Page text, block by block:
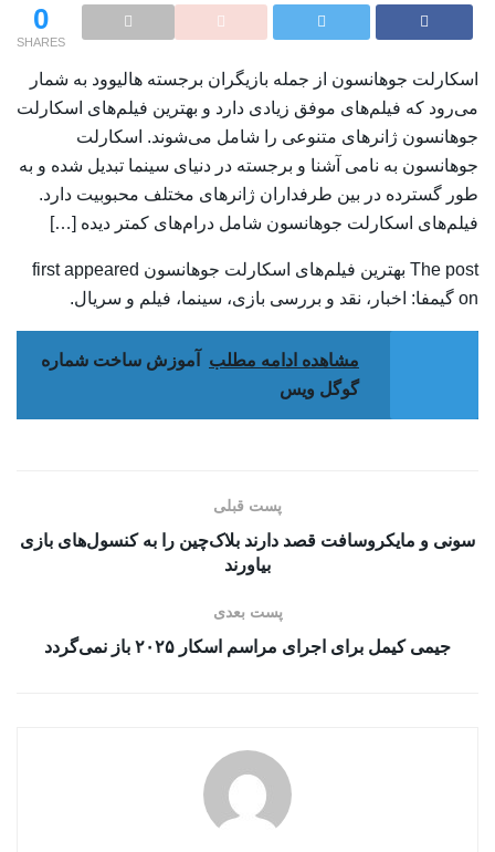
0
SHARES
اسکارلت جوهانسون از جمله بازیگران برجسته هالیوود به شمار
می‌رود که فیلم‌های موفق زیادی دارد و بهترین فیلم‌های اسکارلت
جوهانسون ژانرهای متنوعی را شامل می‌شوند. اسکارلت
جوهانسون به نامی آشنا و برجسته در دنیای سینما تبدیل شده و به
طور گسترده در بین طرفداران ژانرهای مختلف محبوبیت دارد.
فیلم‌های اسکارلت جوهانسون شامل درام‌های کمتر دیده […]
The post بهترین فیلم‌های اسکارلت جوهانسون first appeared
on گیمفا: اخبار، نقد و بررسی بازی، سینما، فیلم و سریال.
مشاهده ادامه مطلب
آموزش ساخت شماره
گوگل ویس
پست قبلی
سونی و مایکروسافت قصد دارند بلاک‌چین را به کنسول‌های بازی
بیاورند
پست بعدی
جیمی کیمل برای اجرای مراسم اسکار ۲۰۲۵ باز نمی‌گردد